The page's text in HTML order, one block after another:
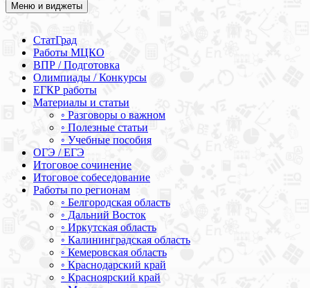
Академия СОВА
Подготовка к ЕГЭ, ОГЭ, ВПР, МЦКО, СтатГрад, КДР, ВОШ,
Меню и виджеты
СтатГрад
Работы МЦКО
ВПР / Подготовка
Олимпиады / Конкурсы
ЕГКР работы
Материалы и статьи
◦ Разговоры о важном
◦ Полезные статьи
◦ Учебные пособия
ОГЭ / ЕГЭ
Итоговое сочинение
Итоговое собеседование
Работы по регионам
◦ Белгородская область
◦ Дальний Восток
◦ Иркутская область
◦ Калининградская область
◦ Кемеровская область
◦ Краснодарский край
◦ Красноярский край